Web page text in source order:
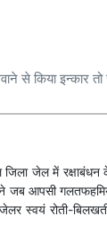
से किया इन्कार
जेल में
जब आपसी
स्वयं रोती-